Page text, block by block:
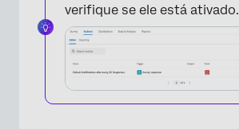
verifique se ele está ativado.